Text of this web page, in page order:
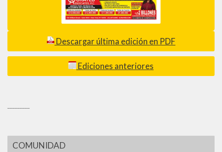
Descargar última edición en PDF
Ediciones anteriores
COMUNIDAD